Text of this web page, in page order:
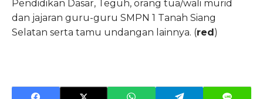
Pendidikan Dasar, Teguh, orang tua/wali murid
dan jajaran guru-guru SMPN 1 Tanah Siang
Selatan serta tamu undangan lainnya. (red )